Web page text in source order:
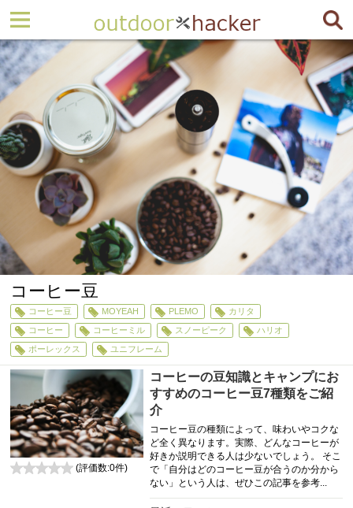
コーヒー豆
コーヒー豆 MOYEAH PLEMO
カリタ
コーヒー
コーヒーミル スノーピーク
ハリオ
ポーレックス
ユニフレーム
コーヒーの豆知識とキャンプにお
すすめのコーヒー豆7種類をご紹
介
コーヒー豆の種類によって、味わいやコクな
ど全く異なります。実際、どんなコーヒーが
好きか説明できる人は少ないでしょう。 そこ
で「自分はどのコーヒー豆が合うのか分から
ない」という人は、ぜひこの記事を参考...
(評価数:0件)